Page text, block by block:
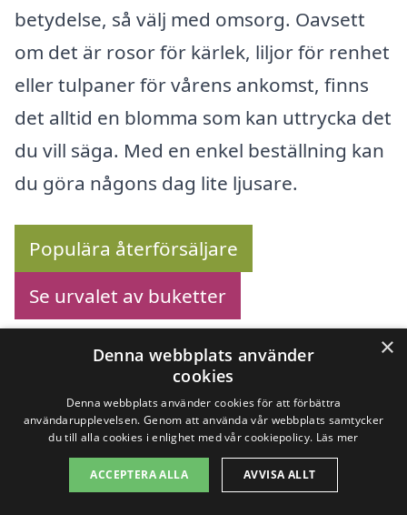
betydelse, så välj med omsorg. Oavsett
om det är rosor för kärlek, liljor för renhet
eller tulpaner för vårens ankomst, finns
det alltid en blomma som kan uttrycka det
du vill säga. Med en enkel beställning kan
du göra någons dag lite ljusare.
Populära återförsäljare
Se urvalet av buketter
Köp blommor online –
Se utbudet här!
×
Denna webbplats använder
cookies
Denna webbplats använder cookies för att förbättra
användarupplevelsen. Genom att använda vår webbplats samtycker
du till alla cookies i enlighet med vår cookiepolicy. Läs mer
ACCEPTERA ALLA AVVISA ALLT